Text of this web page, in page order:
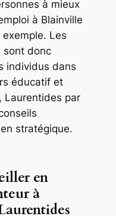
à mieux
à Blainville
Les
sont donc
individus dans
éducatif et
Laurentides par
stratégique.
en
à